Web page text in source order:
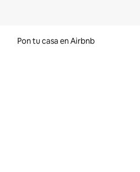
Pon tu casa en Airbnb